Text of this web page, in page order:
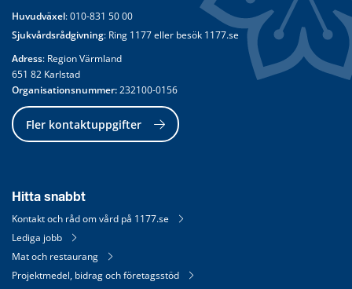
Huvudväxel: 010-831 50 00
Sjukvårdsrådgivning: Ring 1177 eller besök 1177.se
Adress: Region Värmland
651 82 Karlstad
Organisationsnummer: 232100-0156
Fler kontaktuppgifter
Hitta snabbt
Kontakt och råd om vård på 1177.se
Lediga jobb
Mat och restaurang
Projektmedel, bidrag och företagsstöd